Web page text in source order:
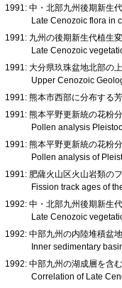
1991: 中・北部九州後期新生
Late Cenozoic flora in
1991: 九州の後期新生代植生
Late Cenozoic
1991: 大分県玖珠盆地北部の
Upper Cenozoic
1991: 熊本市西部に分布する
1991: 熊本平野更新統の花粉
Pollen analysis
1991: 熊本平野更新統の花粉
Pollen analysis of
1991: 肥薩火山区火山岩類の
Fission track ages of
1992: 中・北部九州後期新生
Late Cenozoic
1992: 中部九州の内陸堆積盆
Inner sedimentary
1992: 中部九州の湖成層を含
Correlation of Late